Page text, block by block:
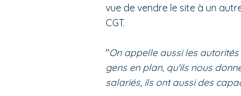
vue de vendre le site à un
CGT.
"On appelle aussi les
gens en plan, qu'ils nous
salariés, ils ont aussi des